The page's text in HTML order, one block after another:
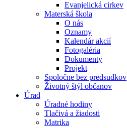
Evanjelická cirkev
Materská škola
O nás
Oznamy
Kalendár akcií
Fotogaléria
Dokumenty
Projekt
Spoločne bez predsudkov
Životný štýl občanov
Úrad
Úradné hodiny
Tlačivá a žiadosti
Matrika